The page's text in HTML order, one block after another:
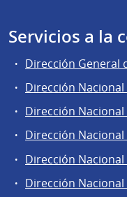
Servicios a la
Dirección General
Dirección
Dirección
Dirección
Dirección
Dirección